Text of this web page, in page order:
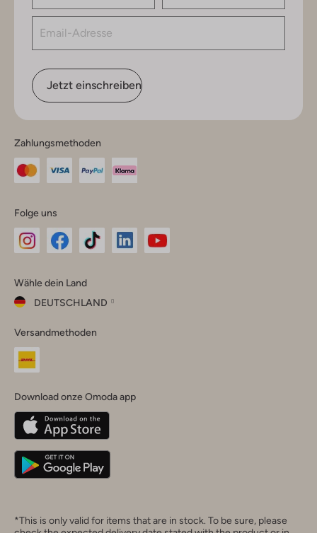
Jetzt einschreiben
Zahlungsmethoden
Folge uns
Instagram
Facebook
TikTok
Wähle dein Land
DEUTSCHLAND
dein
Land
Belgique(Français)
Deutschland
Versandmethoden
Download onze Omoda app
*This is only valid for items that are in stock. To be sure, please